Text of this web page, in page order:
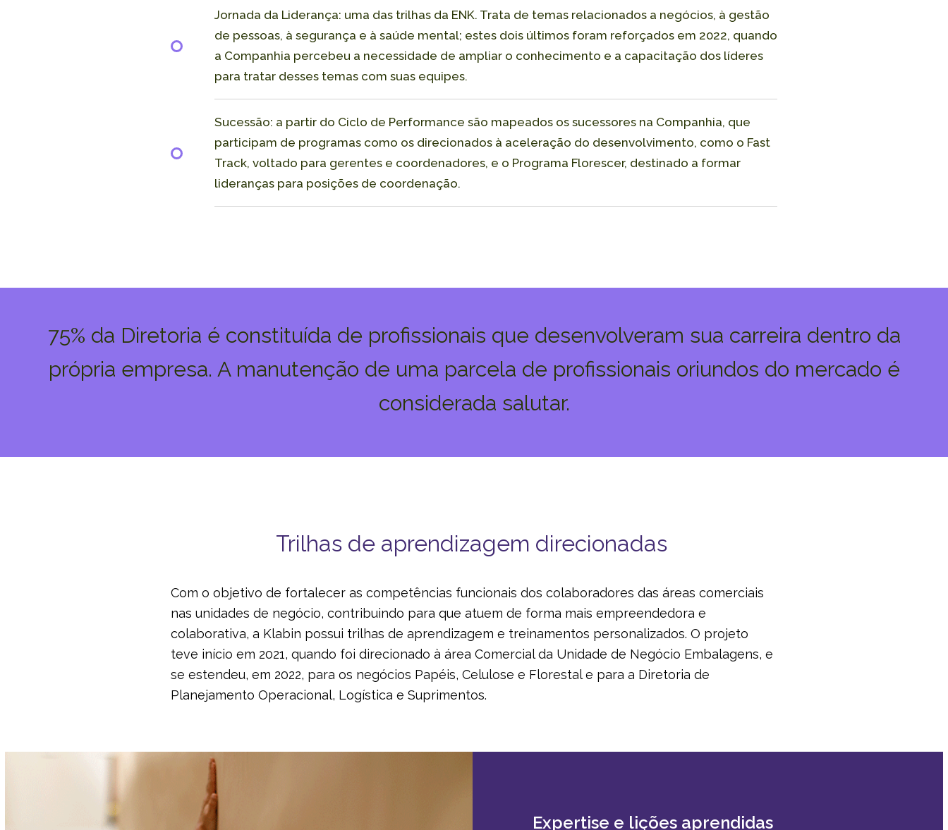
Jornada da Liderança: uma das trilhas da ENK. Trata de temas relacionados a negócios, à gestão
de pessoas, à segurança e à saúde mental; estes dois últimos foram reforçados em 2022, quando
a Companhia percebeu a necessidade de ampliar o conhecimento e a capacitação dos líderes
para tratar desses temas com suas equipes.
Sucessão: a partir do Ciclo de Performance são mapeados os sucessores na Companhia, que
participam de programas como os direcionados à aceleração do desenvolvimento, como o Fast
Track, voltado para gerentes e coordenadores, e o Programa Florescer, destinado a formar
lideranças para posições de coordenação.
75% da Diretoria é constituída de profissionais que desenvolveram sua carreira dentro da
própria empresa. A manutenção de uma parcela de profissionais oriundos do mercado é
considerada salutar.
Trilhas de aprendizagem direcionadas
Com o objetivo de fortalecer as competências funcionais dos colaboradores das áreas comerciais
nas unidades de negócio, contribuindo para que atuem de forma mais empreendedora e
colaborativa, a Klabin possui trilhas de aprendizagem e treinamentos personalizados. O projeto
teve início em 2021, quando foi direcionado à área Comercial da Unidade de Negócio Embalagens, e
se estendeu, em 2022, para os negócios Papéis, Celulose e Florestal e para a Diretoria de
Planejamento Operacional, Logística e Suprimentos.
Expertise e lições aprendidas